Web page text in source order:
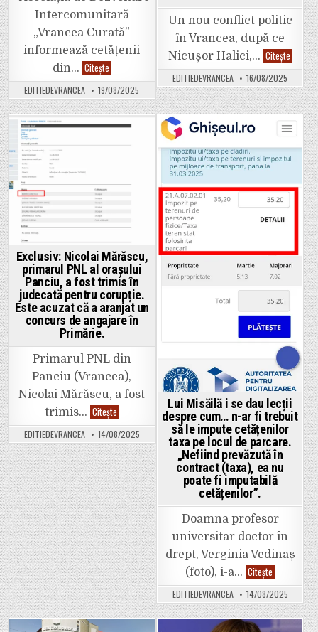
Intercomunitară
„Vrancea Curată”
informează cetățenii
din… CiteșteComunicat
de
presă.
ADI
Vrancea
Curată
a
demarat
pentru
delegare
de
colectare
transport
a
deșeurilor
municipale
din
zonele
Adjud,
Gugești,
Vidra
Haret.
EDITIEDEVRANCEA 19/08/2025
Un nou conflict politic
în Vrancea, după ce
Nicușor Halici,… CiteșteDragoș
în
la
„Nu-
pot
da
încă
seama
dacă
ales
Nicușor
Halici,
este
total
sau
și
simplu
înțelege
ce
caută
acolo!”
EDITIEDEVRANCEA 16/08/2025
Posted
in
Exclusiv: Nicolai Mărăscu,
primarul PNL al orașului
Panciu, a fost trimis în
judecată pentru corupție.
Este acuzat că a aranjat un
concurs de angajare în
Primărie.
Primarul PNL din
Panciu (Vrancea),
Nicolai Mărăscu, a fost
trimis… CiteșteExclusiv:
Nicolai
Mărăscu,
primarul
PNL
al
orașului
Panciu,
a
fost
trimis
în
judecată
pentru
corupție.
Este
acuzat
că
a
aranjat
un
concurs
de
angajare
EDITIEDEVRANCEA 14/08/2025
Posted
in
Lui Misăilă i se dau lecții
despre cum… n-ar fi trebuit
să le impute cetățenilor
taxa pe locul de parcare.
„Nefiind prevăzută în
contract (taxa), ea nu
poate fi imputabilă
cetățenilor”.
Doamna profesor
universitar doctor în
drept, Verginia Vedinaș
(foto), i-a… Citește
Misăilă
i
se
dau
lecții
despre
EDITIEDEVRANCEA 14/08/2025